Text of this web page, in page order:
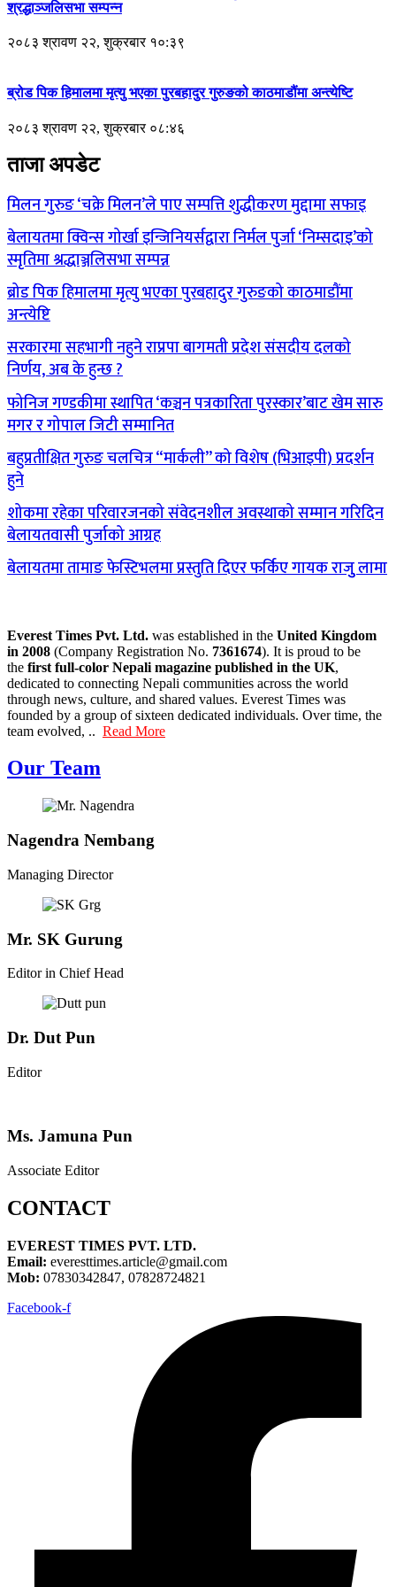
श्रद्धाञ्जलिसभा सम्पन्न
२०८३ श्रावण २२, शुक्रबार १०:३९
ब्रोड पिक हिमालमा मृत्यु भएका पुरबहादुर गुरुङको काठमाडौंमा अन्त्येष्टि
२०८३ श्रावण २२, शुक्रबार ०८:४६
ताजा अपडेट
मिलन गुरुङ ‘चक्रे मिलन’ले पाए सम्पत्ति शुद्धीकरण मुद्दामा सफाइ
बेलायतमा क्विन्स गोर्खा इन्जिनियर्सद्वारा निर्मल पुर्जा ‘निम्सदाइ’को
स्मृतिमा श्रद्धाञ्जलिसभा सम्पन्न
ब्रोड पिक हिमालमा मृत्यु भएका पुरबहादुर गुरुङको काठमाडौंमा
अन्त्येष्टि
सरकारमा सहभागी नहुने राप्रपा बागमती प्रदेश संसदीय दलको
निर्णय, अब के हुन्छ ?
फोनिज गण्डकीमा स्थापित ‘कञ्चन पत्रकारिता पुरस्कार’बाट खेम सारु
मगर र गोपाल जिटी सम्मानित
बहुप्रतीक्षित गुरुङ चलचित्र “मार्कली” को विशेष (भिआइपी) प्रदर्शन
हुने
शोकमा रहेका परिवारजनको संवेदनशील अवस्थाको सम्मान गरिदिन
बेलायतवासी पुर्जाको आग्रह
बेलायतमा तामाङ फेस्टिभलमा प्रस्तुति दिएर फर्किए गायक राजुु लामा
Everest Times Pvt. Ltd. was established in the United Kingdom
in 2008 (Company Registration No. 7361674). It is proud to be
the first full-color Nepali magazine published in the UK,
dedicated to connecting Nepali communities across the world
through news, culture, and shared values. Everest Times was
founded by a group of sixteen dedicated individuals. Over time, the
team evolved, .. Read More
Our Team
Nagendra Nembang
Managing Director
Mr. SK Gurung
Editor in Chief Head
Dr. Dut Pun
Editor
Ms. Jamuna Pun
Associate Editor
CONTACT
EVEREST TIMES PVT. LTD.
Email: everesttimes.article@gmail.com
Mob: 07830342847, 07828724821
Facebook-f